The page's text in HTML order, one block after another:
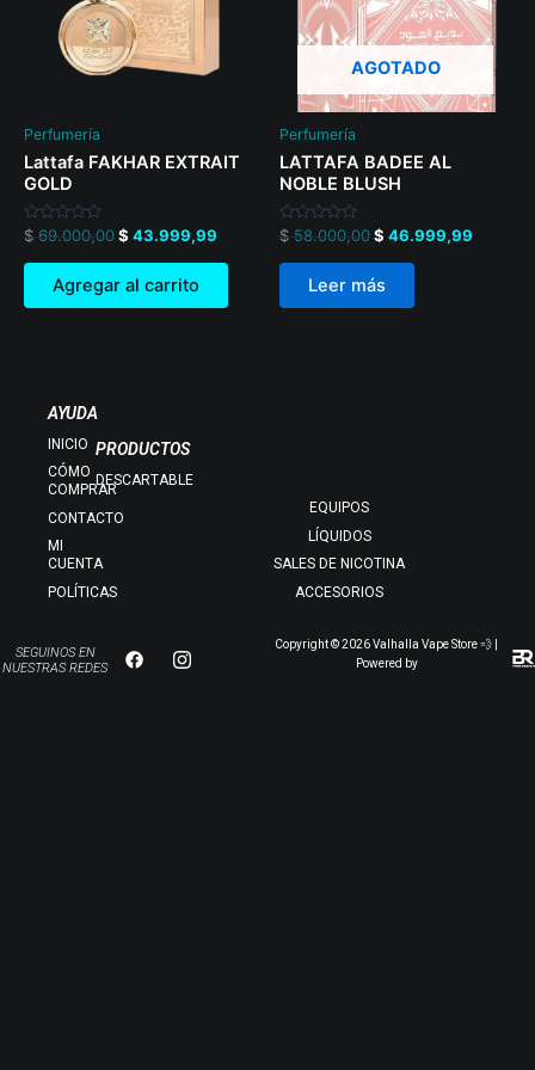
Perfumería
Lattafa FAKHAR EXTRAIT
GOLD
Valorado
en
0
$69.000,00$ 43.999,99
Agregar al carrito
AGOTADO
Perfumería
LATTAFA BADEE AL
NOBLE BLUSH
Valorado
en
0
$58.000,00$ 46.999,99
Leer más
AYUDA
INICIO
CÓMO
COMPRAR
CONTACTO
MI
CUENTA
POLÍTICAS
PRODUCTOS
DESCARTABLE
EQUIPOS
LÍQUIDOS
SALES DE NICOTINA
ACCESORIOS
SEGUINOS EN
NUESTRAS REDES
Copyright © 2026 Valhalla Vape Store 💨 |
Powered by